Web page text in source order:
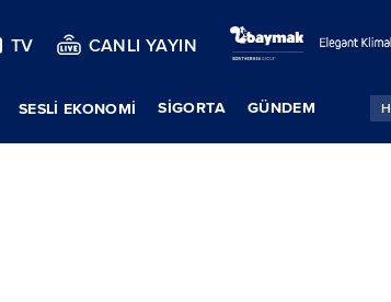
TV CANLI YAYIN
SESLİ EKONOMİ SIGORTA GÜNDEM